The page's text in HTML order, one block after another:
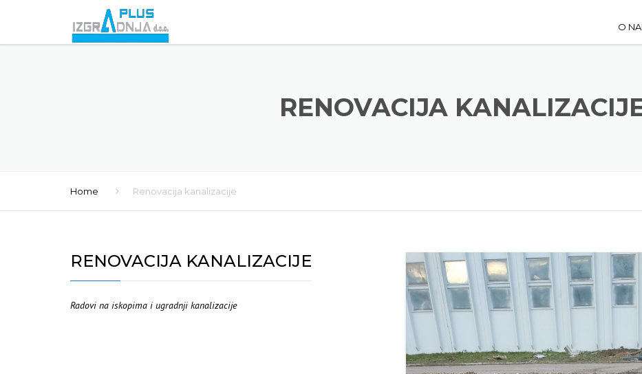
O
RENOVACIJA
Home Renovacija kanalizacije
RENOVACIJA KANALIZACIJE
Radovi na iskopima i ugradnji kanalizacije